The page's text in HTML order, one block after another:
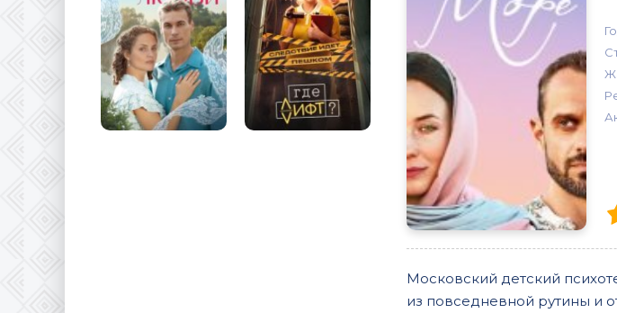
Московский детский
из повседневной рутины и